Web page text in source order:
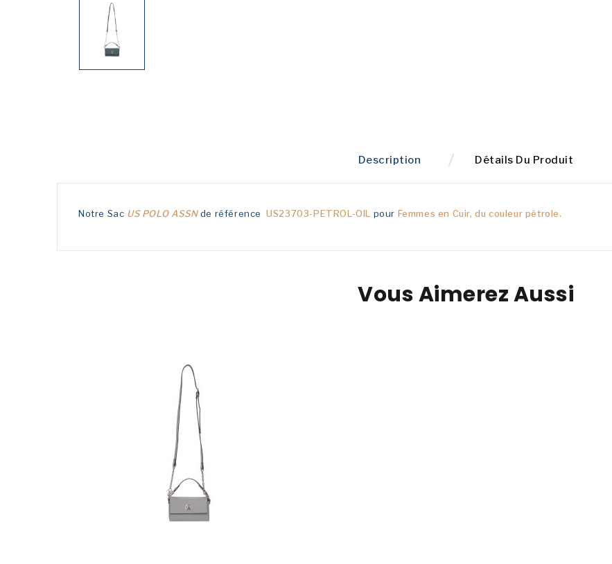
Description Détails Du Produit
Notre Sac US POLO ASSNde référenceUS23703-PETROL-OIL pour Femmes en Cuir,du couleur pétrole.
Vous Aimerez Aussi